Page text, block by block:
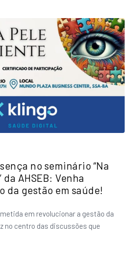
no seminário “Na
AHSEB: Venha
da gestão em saúde!
em revolucionar a gestão da
no centro das discussões que